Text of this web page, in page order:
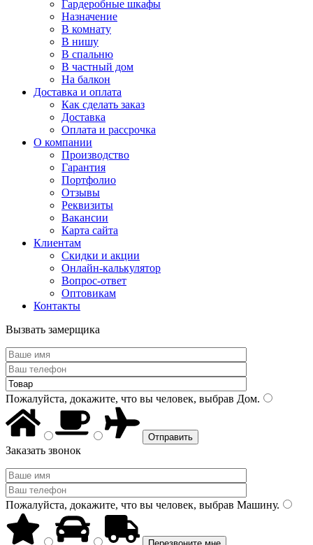
Гардеробные шкафы
Назначение
В комнату
В нишу
В спальню
В частный дом
На балкон
Доставка и оплата
Как сделать заказ
Доставка
Оплата и рассрочка
О компании
Производство
Гарантия
Портфолио
Отзывы
Реквизиты
Вакансии
Карта сайта
Клиентам
Скидки и акции
Онлайн-калькулятор
Вопрос-ответ
Оптовикам
Контакты
Вызвать замерщика
Пожалуйста, докажите, что вы человек, выбрав Дом.
Заказать звонок
Пожалуйста, докажите, что вы человек, выбрав Машину.